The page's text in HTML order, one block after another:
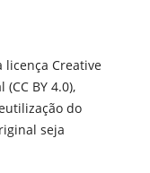
licença Creative
BY 4.0),
do
seja